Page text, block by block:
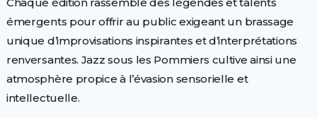
émergents pour offrir au public exigeant un brassage
unique d’improvisations inspirantes et d’interprétations
renversantes. Jazz sous les Pommiers cultive ainsi une
atmosphère propice à l’évasion sensorielle et
intellectuelle.